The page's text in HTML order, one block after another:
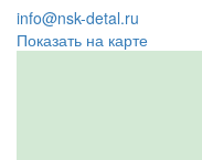
info@nsk-detal.ru
Показать на карте